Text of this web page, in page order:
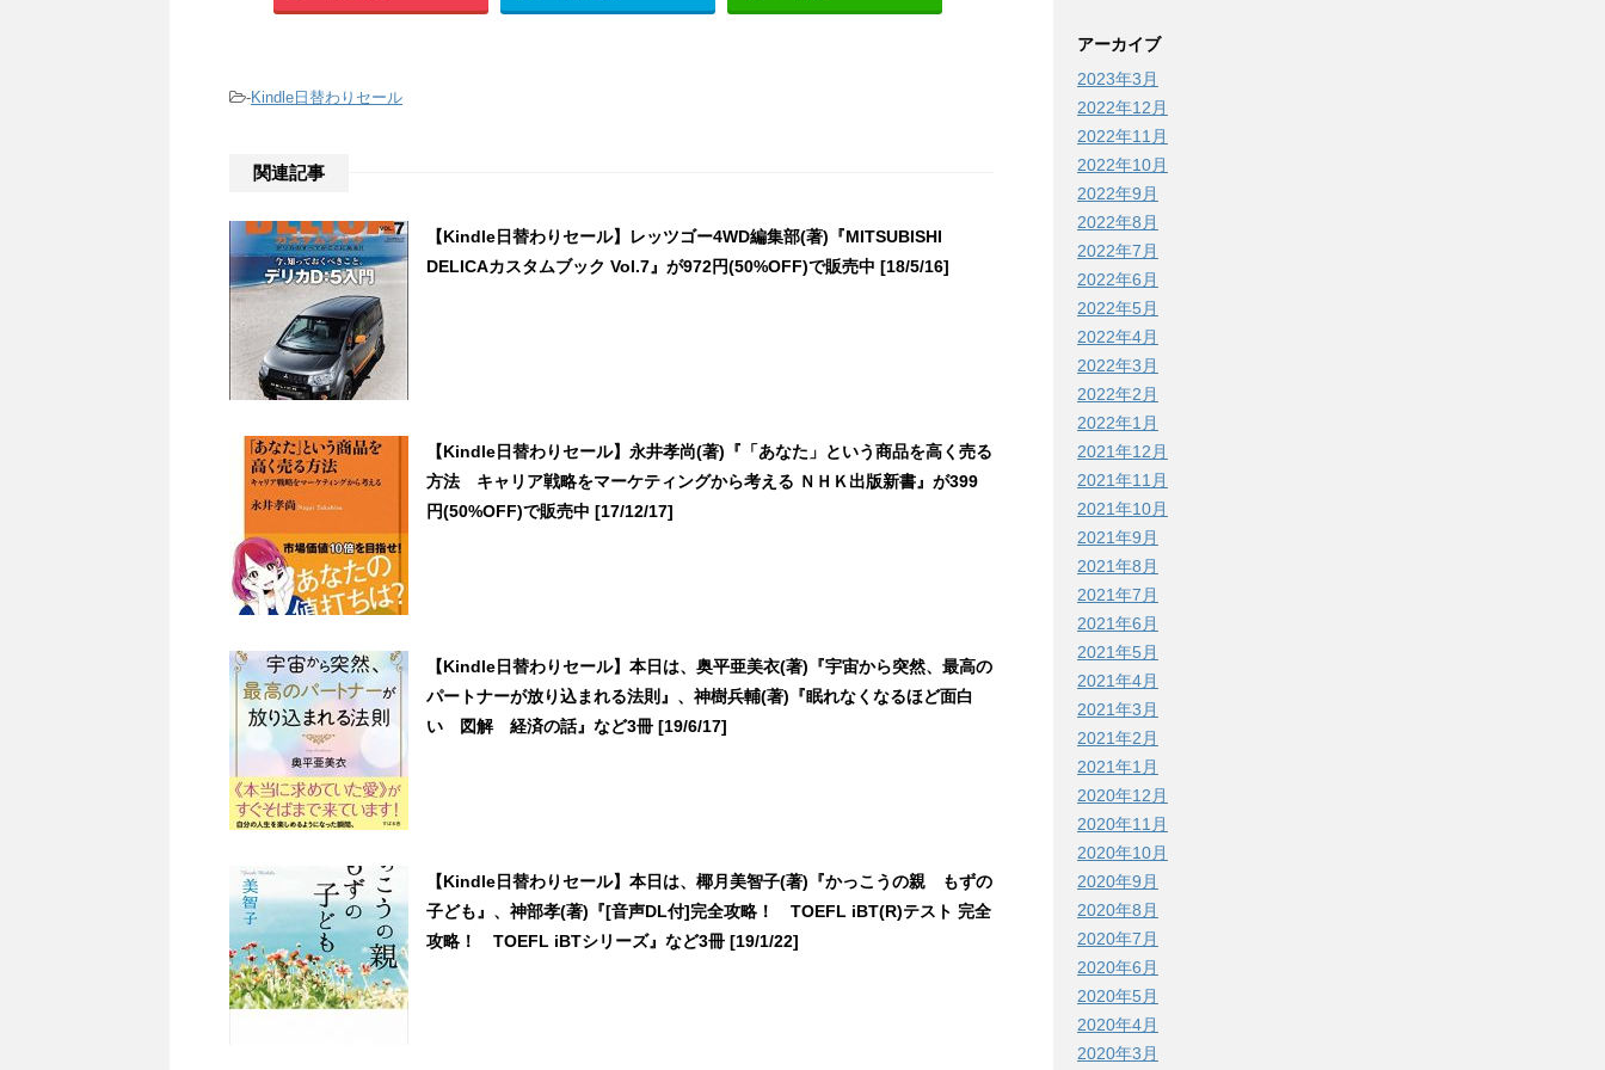
-Kindle日替わりセール
関連記事
【Kindle日替わりセール】レッツゴー4WD編集部(著)『MITSUBISHI
DELICAカスタムブック Vol.7』が972円(50%OFF)で販売中 [18/5/16]
【Kindle日替わりセール】永井孝尚(著)『「あなた」という商品を高く売る
方法 キャリア戦略をマーケティングから考える ＮＨＫ出版新書』が399
円(50%OFF)で販売中 [17/12/17]
【Kindle日替わりセール】本日は、奥平亜美衣(著)『宇宙から突然、最高の
パートナーが放り込まれる法則』、神樹兵輔(著)『眠れなくなるほど面白
い 図解 経済の話』など3冊 [19/6/17]
【Kindle日替わりセール】本日は、椰月美智子(著)『かっこうの親 もずの
子ども』、神部孝(著)『[音声DL付]完全攻略！ TOEFL iBT(R)テスト 完全
攻略！ TOEFL iBTシリーズ』など3冊 [19/1/22]
アーカイブ
2023年3月
2022年12月
2022年11月
2022年10月
2022年9月
2022年8月
2022年7月
2022年6月
2022年5月
2022年4月
2022年3月
2022年2月
2022年1月
2021年12月
2021年11月
2021年10月
2021年9月
2021年8月
2021年7月
2021年6月
2021年5月
2021年4月
2021年3月
2021年2月
2021年1月
2020年12月
2020年11月
2020年10月
2020年9月
2020年8月
2020年7月
2020年6月
2020年5月
2020年4月
2020年3月